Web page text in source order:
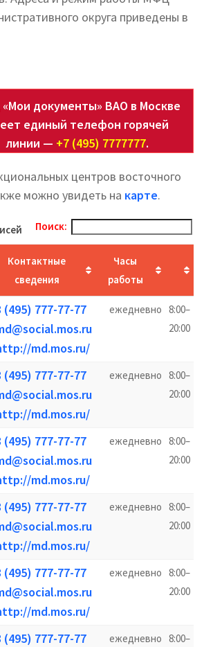
округа приведены в
документы» ВАО в Москве
единый телефон горячей
линии — +7 (495) 7777777.
центров восточного
можно увидеть на карте.
Поиск:
Контактные
сведения
Часы
работы
(495) 777-77-77
md.mos.ru/
ежедневно 8:00–
20:00
(495) 777-77-77
md.mos.ru/
ежедневно 8:00–
20:00
(495) 777-77-77
md.mos.ru/
ежедневно 8:00–
20:00
(495) 777-77-77
md.mos.ru/
ежедневно 8:00–
20:00
(495) 777-77-77
md.mos.ru/
ежедневно 8:00–
20:00
(495) 777-77-77
ежедневно 8:00–